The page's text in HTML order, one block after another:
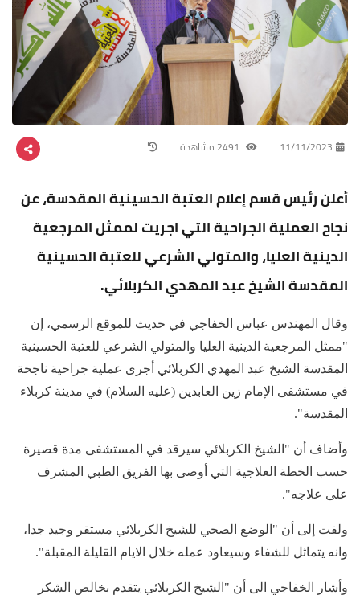
11/11/2023
أعلن رئيس قسم إعلام العتبة الحسينية المقدسة، عن
نجاح العملية الجراحية التي اجريت لممثل المرجعية
الدينية العليا، والمتولي الشرعي للعتبة الحسينية
المقدسة الشيخ عبد المهدي الكربلائي.
وقال المهندس عباس الخفاجي في حديث للموقع الرسمي، إن
"ممثل المرجعية الدينية العليا والمتولي الشرعي للعتبة الحسينية
المقدسة الشيخ عبد المهدي الكربلائي أجرى عملية جراحية ناجحة
في مستشفى الإمام زين العابدين (عليه السلام) في مدينة كربلاء
المقدسة".
وأضاف أن "الشيخ الكربلائي سيرقد في المستشفى مدة قصيرة
حسب الخطة العلاجية التي أوصى بها الفريق الطبي المشرف
على علاجه".
ولفت إلى أن "الوضع الصحي للشيخ الكربلائي مستقر وجيد جدا،
وانه يتماثل للشفاء وسيعاود عمله خلال الايام القليلة المقبلة".
وأشار الخفاجي الى أن "الشيخ الكربلائي يتقدم بخالص الشكر